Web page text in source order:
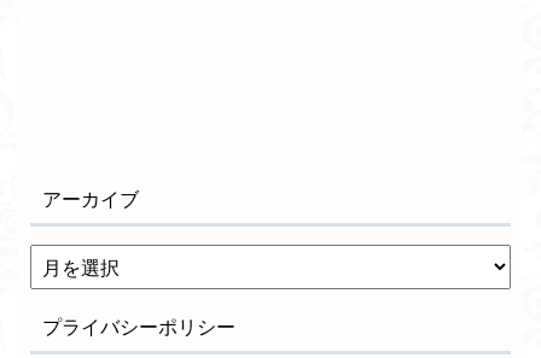
アーカイブ
プライバシーポリシー